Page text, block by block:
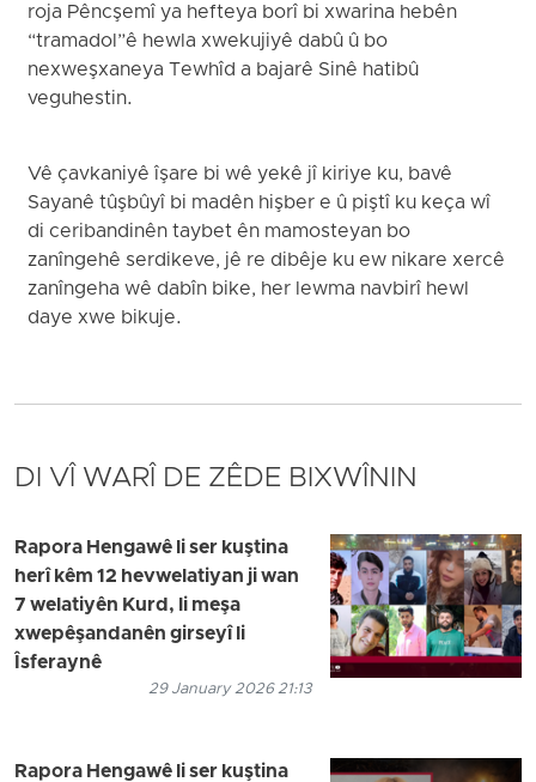
roja Pêncşemî ya hefteya borî bi xwarina hebên
“tramadol”ê hewla xwekujiyê dabû û bo
nexweşxaneya Tewhîd a bajarê Sinê hatibû
veguhestin.
Vê çavkaniyê îşare bi wê yekê jî kiriye ku, bavê
Sayanê tûşbûyî bi madên hişber e û piştî ku keça wî
di ceribandinên taybet ên mamosteyan bo
zanîngehê serdikeve, jê re dibêje ku ew nikare xercê
zanîngeha wê dabîn bike, her lewma navbirî hewl
daye xwe bikuje.
DI VÎ WARÎ DE ZÊDE BIXWÎNIN
Rapora Hengawê li ser kuştina
herî kêm 12 hevwelatiyan ji wan
7 welatiyên Kurd, li meşa
xwepêşandanên girseyî li
Îsferaynê
29 January 2026 21:13
Rapora Hengawê li ser kuştina